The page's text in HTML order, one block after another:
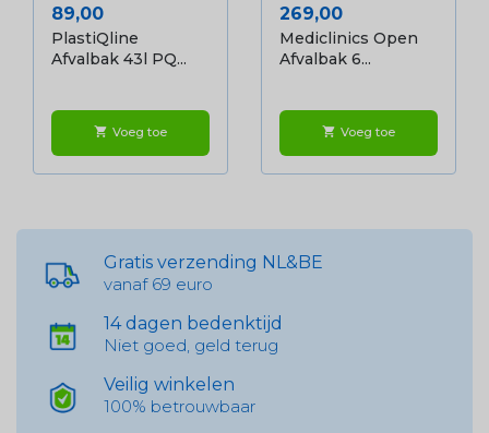
Prijs
89,00
PlastiQline
Afvalbak 43l PQ...
shopping_cart Voeg toe
Prijs
269,00
Mediclinics Open
Afvalbak 6...
shopping_cart Voeg toe
Gratis verzending NL&BE
vanaf 69 euro
14 dagen bedenktijd
Niet goed, geld terug
Veilig winkelen
100% betrouwbaar